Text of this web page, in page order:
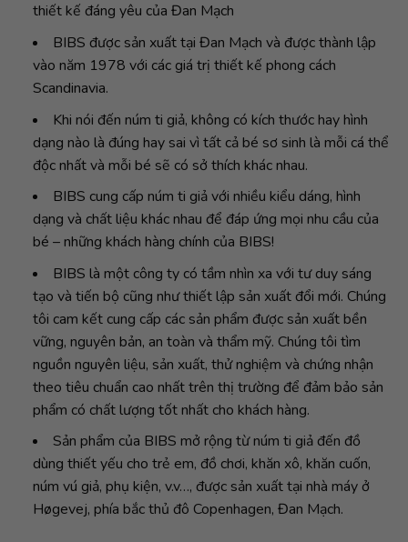
thiết kế đáng yêu của Đan Mạch
BIBS được sản xuất tại Đan Mạch và được thành lập
vào năm 1978 với các giá trị thiết kế phong cách
Scandinavia.
Khi nói đến núm ti giả, không có kích thước hay hình
dạng nào là đúng hay sai vì tất cả bé sơ sinh là mỗi cá thể
độc nhất và mỗi bé sẽ có sở thích khác nhau.
BIBS cung cấp núm ti giả với nhiều kiểu dáng, hình
dạng và chất liệu khác nhau để đáp ứng mọi nhu cầu của
bé – những khách hàng chính của BIBS!
BIBS là một công ty có tầm nhìn xa với tư duy sáng
tạo và tiến bộ cũng như thiết lập sản xuất đổi mới. Chúng
tôi cam kết cung cấp các sản phẩm được sản xuất bền
vững, nguyên bản, an toàn và thẩm mỹ. Chúng tôi tìm
nguồn nguyên liệu, sản xuất, thử nghiệm và chứng nhận
theo tiêu chuẩn cao nhất trên thị trường để đảm bảo sản
phẩm có chất lượng tốt nhất cho khách hàng.
Sản phẩm của BIBS mở rộng từ núm ti giả đến đồ
dùng thiết yếu cho trẻ em, đồ chơi, khăn xô, khăn cuốn,
núm vú giả, phụ kiện, v.v…, được sản xuất tại nhà máy ở
Høgevej, phía bắc thủ đô Copenhagen, Đan Mạch.